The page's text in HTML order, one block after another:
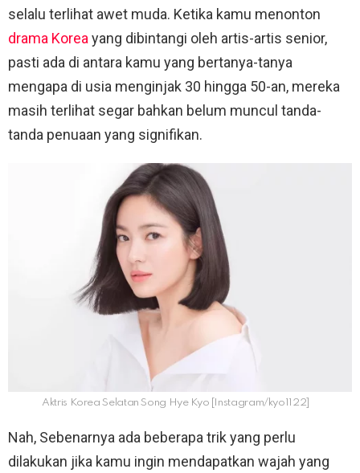
selalu terlihat awet muda. Ketika kamu menonton
drama Koreayang dibintangi oleh artis-artis senior,
pasti ada di antara kamu yang bertanya-tanya
mengapa di usia menginjak 30 hingga 50-an, mereka
masih terlihat segar bahkan belum muncul tanda-
tanda penuaan yang signifikan.
Aktris Korea Selatan Song Hye Kyo [Instagram/kyo1122]
Nah, Sebenarnya ada beberapa trik yang perlu
dilakukan jika kamu ingin mendapatkan wajah yang